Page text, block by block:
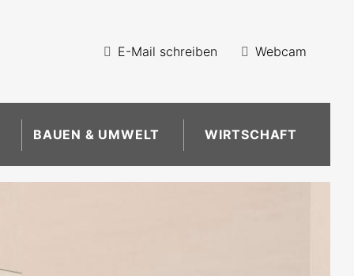
E-Mail schreiben Webcam
BAUEN & UMWELT WIRTSCHAFT